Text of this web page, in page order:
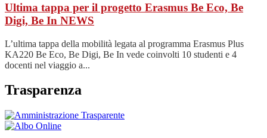
Ultima tappa per il progetto Erasmus Be Eco, Be
Digi, Be In NEWS
L’ultima tappa della mobilità legata al programma Erasmus Plus
KA220 Be Eco, Be Digi, Be In vede coinvolti 10 studenti e 4
docenti nel viaggio a...
Trasparenza